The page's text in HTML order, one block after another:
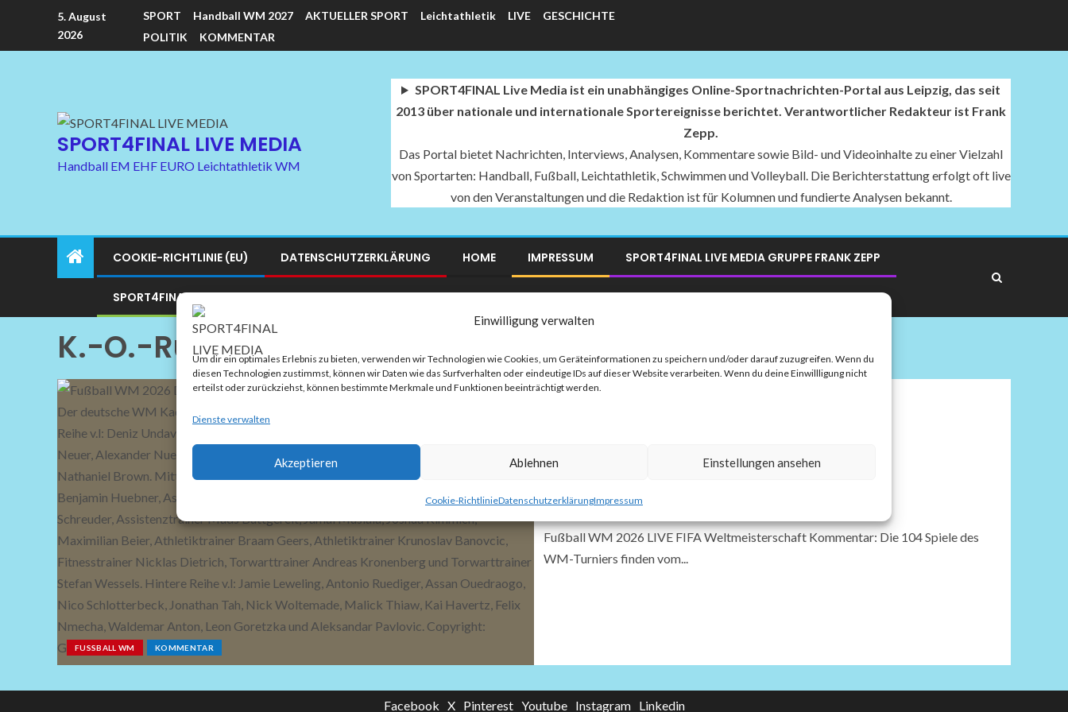
Einwilligung verwalten
Um dir ein optimales Erlebnis zu bieten, verwenden wir Technologien wie Cookies, um Geräteinformationen zu speichern und/oder darauf zuzugreifen. Wenn du
diesen Technologien zustimmst, können wir Daten wie das Surfverhalten oder eindeutige IDs auf dieser Website verarbeiten. Wenn du deine Einwillligung nicht
erteilst oder zurückziehst, können bestimmte Merkmale und Funktionen beeinträchtigt werden.
Dienste verwalten
Akzeptieren Ablehnen Einstellungen ansehen
Cookie-RichtlinieDatenschutzerklärungImpressum
5. August
2026
SPORT Handball WM 2027 AKTUELLER SPORT Leichtathletik LIVE
GESCHICHTE
POLITIK
KOMMENTAR
SPORT4FINAL LIVE MEDIA
Handball EM EHF EURO Leichtathletik WM
SPORT4FINAL Live Media ist ein unabhängiges Online-Sportnachrichten-Portal aus Leipzig, das seit
2013 über nationale und internationale Sportereignisse berichtet. Verantwortlicher Redakteur ist Frank
Zepp.
Das Portal bietet Nachrichten, Interviews, Analysen, Kommentare sowie Bild- und Videoinhalte zu einer Vielzahl
von Sportarten: Handball, Fußball, Leichtathletik, Schwimmen und Volleyball. Die Berichterstattung erfolgt oft live
von den Veranstaltungen und die Redaktion ist für Kolumnen und fundierte Analysen bekannt.
COOKIE-RICHTLINIE (EU) DATENSCHUTZERKLÄRUNG HOME IMPRESSUM SPORT4FINAL LIVE MEDIA GRUPPE FRANK ZEPP
SPORT4FINAL LIVE MEDIA SITEMAP SPORT4FINAL LIVE MEDIA SPORTARTEN KATEGORIEN
K.-O.-Runde
FUSSBALL WM KOMMENTAR
Fußball WM 2026 LIVE FIFA Weltmeisterschaft Kommentar: Die 104 Spiele des
WM-Turniers finden vom...
Facebook X Pinterest Youtube Instagram Linkedin